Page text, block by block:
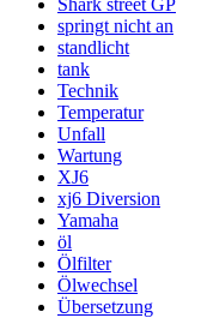
springt nicht an
standlicht
tank
Technik
Temperatur
Unfall
Wartung
XJ6
xj6 Diversion
Yamaha
öl
Ölfilter
Ölwechsel
Übersetzung